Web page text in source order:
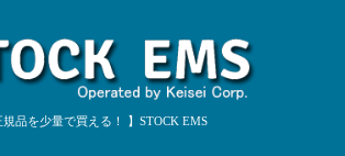
品を少量で買える！ 】STOCK EMS